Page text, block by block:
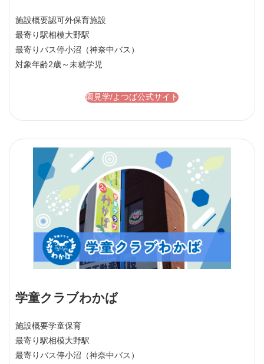
施設概要認可外保育施設
最寄り駅相模大野駅
最寄りバス停小沼（神奈中バス）
対象年齢2歳～未就学児
園見学/よつば公式サイト
学童クラブわかば
施設概要学童保育
最寄り駅相模大野駅
最寄りバス停小沼（神奈中バス）